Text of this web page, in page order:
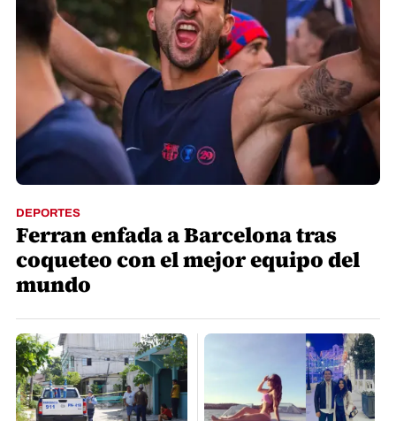
DEPORTES
Ferran enfada a Barcelona tras
coqueteo con el mejor equipo del
mundo